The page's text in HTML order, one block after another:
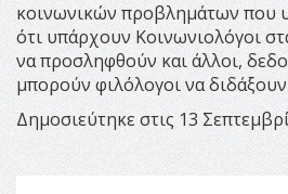
κοινωνικών προβλημάτων που
ότι υπάρχουν Κοινωνιολόγοι
να προσληφθούν και άλλοι,
μπορούν φιλόλογοι να
Δημοσιεύτηκε στις 13